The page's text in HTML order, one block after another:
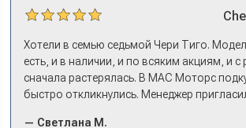
Хотели в семью седьмой Чери Тиго.
есть, и в наличии, и по всяким акциям, и с
сначала растерялась. В МАС Моторс
быстро откликнулись. Менеджер
— Светлана М.